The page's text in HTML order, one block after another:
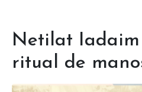
Netilat
ritual de